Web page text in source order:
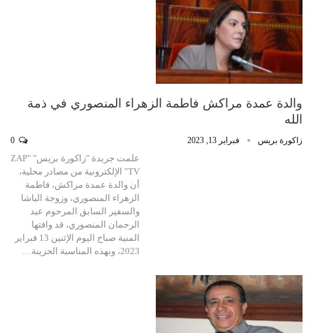
والدة عمدة مراكش فاطمة الزهراء المنصوري في ذمة
الله
زاكورة بريس فبراير 13, 2023
علمت جريدة "زاكورة بريس" "ZAP
TV" الإلكترونية من مصادر محلية،
أن والدة عمدة مراكش، فاطمة
الزهراء المنصوري، وزوجة الباشا
والسفير السابق المرحوم عبد
الرحمان المنصوري، قد وافتها
المنية صباح اليوم الإثنين 13 فبراير
2023، وبهذه المناسبة الحزينة…